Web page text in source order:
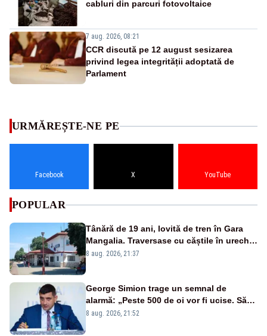
cabluri din parcuri fotovoltaice
7 aug. 2026, 08:21
CCR discută pe 12 august sesizarea
privind legea integrității adoptată de
Parlament
URMĂREȘTE-NE PE
Facebook X YouTube
POPULAR
Tânără de 19 ani, lovită de tren în Gara
Mangalia. Traversase cu căștile în urechi
liniile printr-un loc nepermis
8 aug. 2026, 21:37
George Simion trage un semnal de
alarmă: „Peste 500 de oi vor fi ucise. Să
vedem dacă ciobanii vor fi despăgubiți”
8 aug. 2026, 21:52